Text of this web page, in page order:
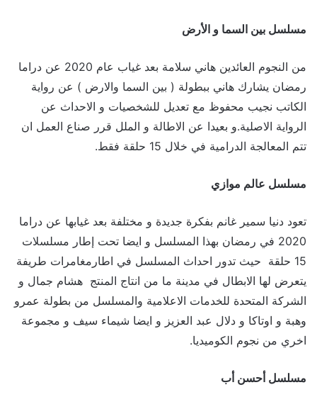
مسلسل بين السما و الأرض
من النجوم العائدين هاني سلامة بعد غياب عام 2020 عن دراما
رمضان يشارك هاني ببطولة ( بين السما والارض ) عن رواية
الكاتب نجيب محفوظ مع تعديل للشخصيات و الاحداث عن
الرواية الاصلية.و بعيدا عن الاطالة و الملل قرر صناع العمل ان
تتم المعالجة الدرامية في خلال 15 حلقة فقط.
مسلسل عالم موازي
تعود دنيا سمير غانم بفكرة جديدة و مختلفة بعد غيابها عن دراما
2020 في رمضان بهذا المسلسل و ايضا تحت إطار مسلسلات
15 حلقة حيث تدور احداث المسلسل في اطارمغامرات طريفة
يتعرض لها الابطال في مدينة ما من انتاج المنتج هشام جمال و
الشركة المتحدة للخدمات الاعلامية والمسلسل من بطولة عمرو
وهبة و اوتاكا و دلال عبد العزيز و ايضا شيماء سيف و مجموعة
اخري من نجوم الكوميديا.
مسلسل أحسن أب